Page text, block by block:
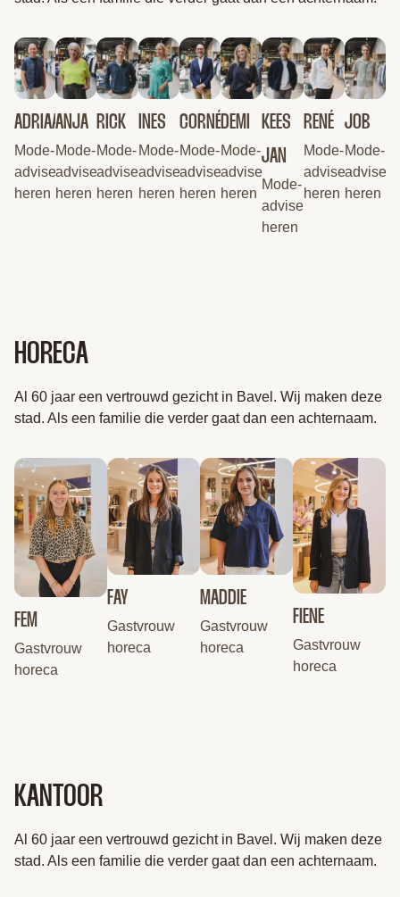
ADRIAAN
Mode-
adviseur
heren
ANJA
Mode-
adviseur
heren
RICK
Mode-
adviseur
heren
INES
Mode-
adviseur
heren
CORNÉ
Mode-
adviseur
heren
DEMI
Mode-
adviseur
heren
KEES
JAN
Mode-
adviseur
heren
RENÉ
Mode-
adviseur
heren
JOB
Mode-
adviseur
heren
HORECA
Al 60 jaar een vertrouwd gezicht in Bavel. Wij maken deze
stad. Als een familie die verder gaat dan een achternaam.
FEM
Gastvrouw
horeca
FAY
Gastvrouw
horeca
MADDIE
Gastvrouw
horeca
FIENE
Gastvrouw
horeca
KANTOOR
Al 60 jaar een vertrouwd gezicht in Bavel. Wij maken deze
stad. Als een familie die verder gaat dan een achternaam.